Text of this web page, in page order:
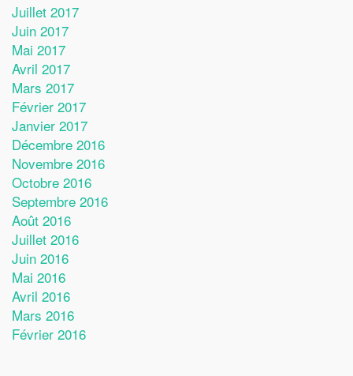
Juillet 2017
Juin 2017
Mai 2017
Avril 2017
Mars 2017
Février 2017
Janvier 2017
Décembre 2016
Novembre 2016
Octobre 2016
Septembre 2016
Août 2016
Juillet 2016
Juin 2016
Mai 2016
Avril 2016
Mars 2016
Février 2016